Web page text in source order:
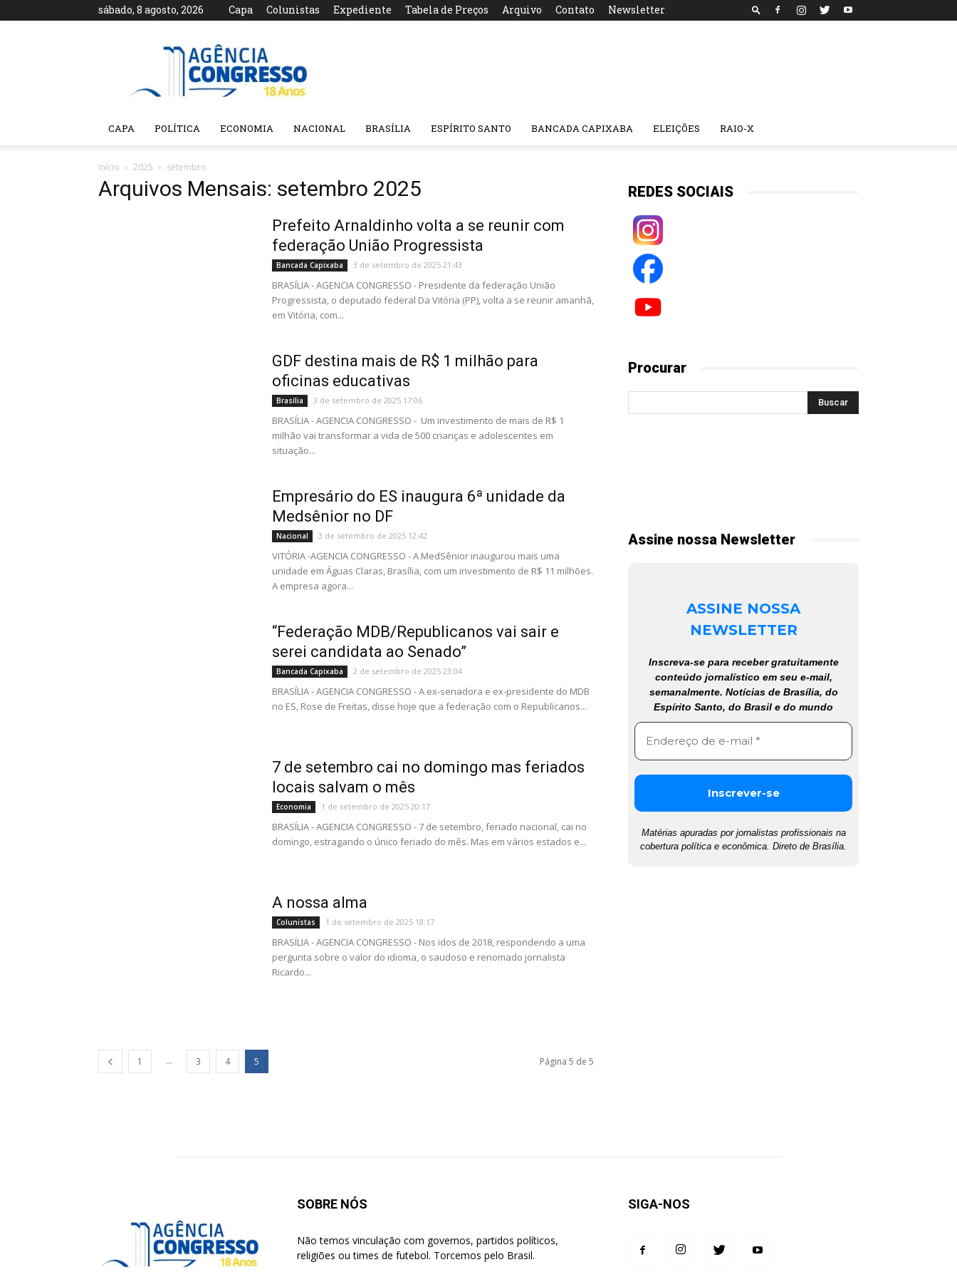
sábado, 8 agosto, 2026 Capa Colunistas Expediente Tabela de Preços Arquivo Contato Newsletter
Agência
CAPA POLÍTICA ECONOMIA NACIONAL BRASÍLIA ESPÍRITO SANTO BANCADA CAPIXABA ELEIÇÕES RAIO-X
Início 2025 setembro
Arquivos Mensais: setembro 2025
Prefeito Arnaldinho volta a se reunir com
federação União Progressista
Bancada Capixaba 3 de setembro de 2025 21:43
BRASÍLIA - AGENCIA CONGRESSO - Presidente da federação União
Progressista, o deputado federal Da Vitória (PP), volta a se reunir amanhã,
em Vitória, com...
GDF destina mais de R$ 1 milhão para
oficinas educativas
Brasília 3 de setembro de 2025 17:06
BRASÍLIA - AGENCIA CONGRESSO - Um investimento de mais de R$ 1
milhão vai transformar a vida de 500 crianças e adolescentes em
situação...
Empresário do ES inaugura 6ª unidade da
Medsênior no DF
Nacional 3 de setembro de 2025 12:42
VITÓRIA -AGENCIA CONGRESSO - A MedSênior inaugurou mais uma
unidade em Águas Claras, Brasília, com um investimento de R$ 11 milhões.
A empresa agora...
“Federação MDB/Republicanos vai sair e
serei candidata ao Senado”
Bancada Capixaba 2 de setembro de 2025 23:04
BRASÍLIA - AGENCIA CONGRESSO - A ex-senadora e ex-presidente do MDB
no ES, Rose de Freitas, disse hoje que a federação com o Republicanos...
7 de setembro cai no domingo mas feriados
locais salvam o mês
Economia 1 de setembro de 2025 20:17
BRASÍLIA - AGENCIA CONGRESSO - 7 de setembro, feriado nacional, cai no
domingo, estragando o único feriado do mês. Mas em vários estados e...
A nossa alma
Colunistas 1 de setembro de 2025 18:17
BRASÍLIA - AGENCIA CONGRESSO - Nos idos de 2018, respondendo a uma
pergunta sobre o valor do idioma, o saudoso e renomado jornalista
Ricardo...
1 ... 3 4 5 Página 5 de 5
REDES SOCIAIS
Procurar
Assine nossa Newsletter
ASSINE NOSSA
NEWSLETTER
Inscreva-se para receber gratuitamente
conteúdo jornalístico em seu e-mail,
semanalmente. Notícias de Brasília, do
Espírito Santo, do Brasil e do mundo
Matérias apuradas por jornalistas profissionais na
cobertura política e econômica. Direto de Brasília.
SOBRE NÓS
Não temos vinculação com governos, partidos políticos,
religiões ou times de futebol. Torcemos pelo Brasil.
SIGA-NOS